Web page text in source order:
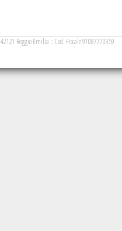
42121 Reggio Emilia ::Cod. Fiscale 91087770359